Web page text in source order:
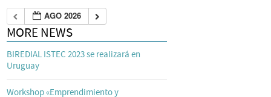
AGO 2026
MORE NEWS
BIREDIAL ISTEC 2023 se realizará en
Uruguay
Workshop «Emprendimiento y